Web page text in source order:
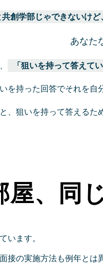
共創学部じゃできないけ
あなた
「狙いを持って答えて
持った回答でそれを自
、狙いを持って答える
屋、同
います。
接の実施方法も例年とは